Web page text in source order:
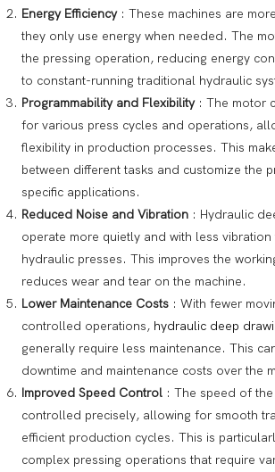
Energy Efficiency : These machines are
they only use energy when needed. The
the pressing operation, reducing energy
to constant-running traditional hydraulic
Programmability and Flexibility : The motor
for various press cycles and operations,
flexibility in production processes. This
between different tasks and customize the
specific applications.
Reduced Noise and Vibration : Hydraulic
operate more quietly and with less
hydraulic presses. This improves the
reduces wear and tear on the machine.
Lower Maintenance Costs : With fewer
controlled operations, hydraulic deep
generally require less maintenance. This
downtime and maintenance costs over the
Improved Speed Control : The speed of
controlled precisely, allowing for smooth
efficient production cycles. This is
complex pressing operations that require